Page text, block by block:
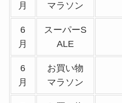
月
マラソン
6
月
スーパーS
ALE
6
月
お買い物
マラソン